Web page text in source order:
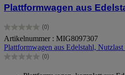
Plattformwagen aus
(0)
0.0
von
5
Sternen.
Artikelnummer : MIG8097307
Plattformwagen aus Edelstahl, Nutzlast
(0)
0.0